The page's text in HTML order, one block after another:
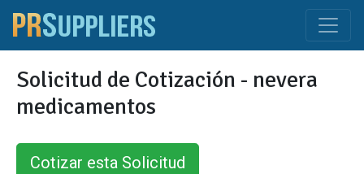
Solicitud de Cotización - nevera
medicamentos
Cotizar esta Solicitud